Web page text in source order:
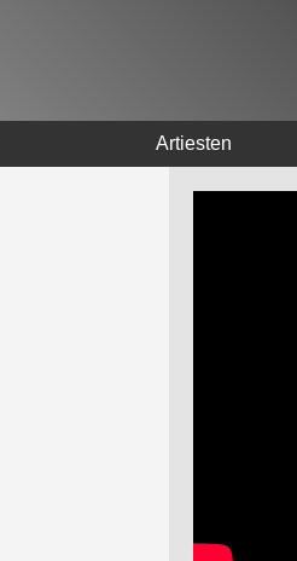
Artiesten